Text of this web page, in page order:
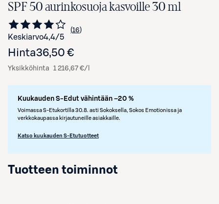
SPF 50 aurinkosuoja kasvoille 30 ml
Keskiarvo4,4/5 Siirry arvioihin
16
kappaletta
Hinta36,50 €
Yksikköhinta 1 216,67 €/l
Kuukauden S-Edut vähintään –20 %
Voimassa S-Etukortilla 30.8. asti Sokoksella, Sokos Emotionissa ja
verkkokaupassa kirjautuneille asiakkaille.
Katso kuukauden S-Etutuotteet
Tuotteen toiminnot